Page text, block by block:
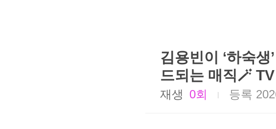
김용빈이 ‘하숙
드되는 매직🪄
재생 0회 | 등록